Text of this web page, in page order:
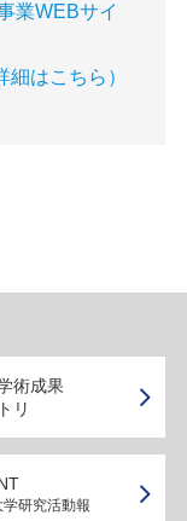
業WEBサイ
はこちら）
術成果
リ
研究活動報